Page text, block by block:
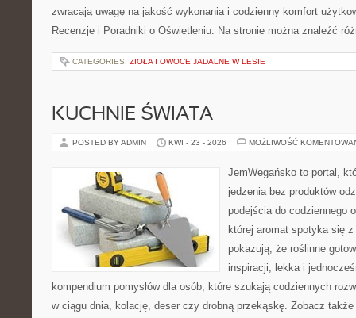
zwracają uwagę na jakość wykonania i codzienny komfort
Recenzje i Poradniki o Oświetleniu. Na stronie można znaleźć
CATEGORIES: ZIOŁA I OWOCE JADALNE W LESIE
KUCHNIE ŚWIATA
POSTED BY ADMIN KWI - 23 - 2026 MOŻLIWOŚĆ
JemWegańsko to portal,
jedzenia bez produktów
podejścia do codziennego
której aromat spotyka się
pokazują, że roślinne
inspiracji, lekka i
kompendium pomysłów dla osób, które szukają codziennych
w ciągu dnia, kolację, deser czy drobną przekąskę. Zobacz